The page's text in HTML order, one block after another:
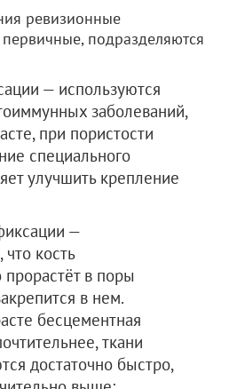
ревизионные
подразделяются
— используются
заболеваний,
при пористости
специального
улучшить крепление
—
что кость
прорастёт в поры
в нем.
бесцементная
ткани
достаточно быстро,